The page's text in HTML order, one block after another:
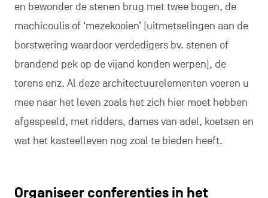
en bewonder de stenen brug met twee bogen, de
machicoulis of ‘mezekooien’ (uitmetselingen aan de
borstwering waardoor verdedigers bv. stenen of
brandend pek op de vijand konden werpen), de
torens enz. Al deze architectuurelementen voeren u
mee naar het leven zoals het zich hier moet hebben
afgespeeld, met ridders, dames van adel, koetsen en
wat het kasteelleven nog zoal te bieden heeft.
Organiseer conferenties in het